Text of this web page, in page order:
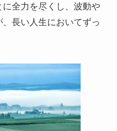
全力を尽くし、波動や
長い人生においてずっ